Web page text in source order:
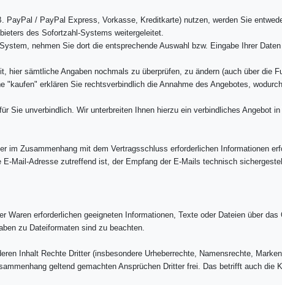
/ PayPal Express, Vorkasse, Kreditkarte) nutzen, werden Sie
des Sofortzahl-Systems weitergeleitet.
nehmen Sie dort die entsprechende Auswahl bzw. Eingabe Ihrer
hier sämtliche Angaben nochmals zu überprüfen, zu ändern (auch über die
"kaufen" erklären Sie rechtsverbindlich die Annahme des Angebotes,
Sie unverbindlich. Wir unterbreiten Ihnen hierzu ein verbindliches Angebot
im Zusammenhang mit dem Vertragsschluss erforderlichen Informationen
Mail-Adresse zutreffend ist, der Empfang der E-Mails technisch
Waren erforderlichen geeigneten Informationen, Texte oder Dateien über
zu Dateiformaten sind zu beachten.
Inhalt Rechte Dritter (insbesondere Urheberrechte, Namensrechte,
geltend gemachten Ansprüchen Dritter frei. Das betrifft auch die